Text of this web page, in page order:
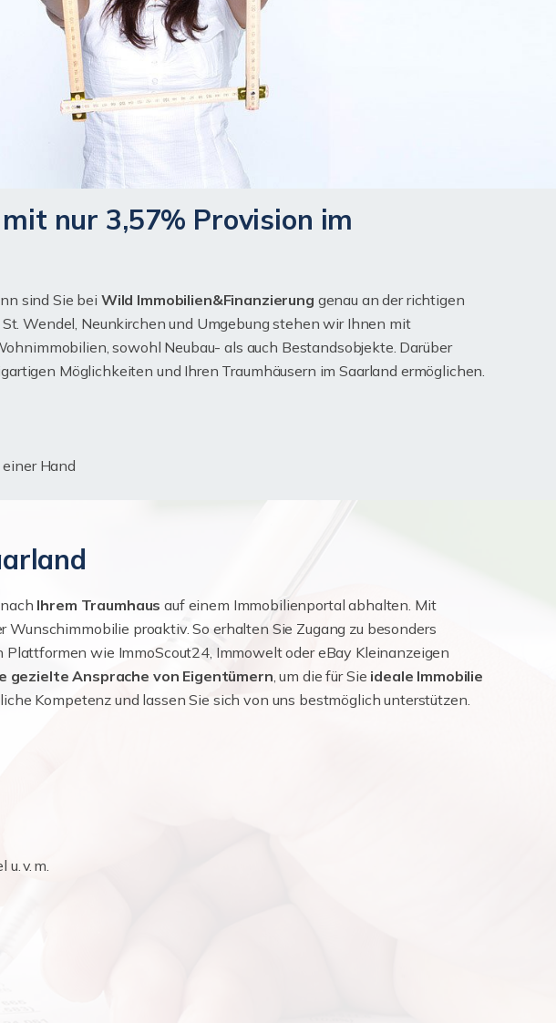
nur 3,57% Provision im
sind Sie bei Wild Immobilien&Finanzierung genau an der richtigen
Wendel, Neunkirchen und Umgebung stehen wir Ihnen mit
sowohl Neubau- als auch Bestandsobjekte. Darüber
Möglichkeiten und Ihren Traumhäusern im Saarland ermöglichen.
Hand
Ihrem Traumhaus auf einem Immobilienportal abhalten. Mit
proaktiv. So erhalten Sie Zugang zu besonders
wie ImmoScout24, Immowelt oder eBay Kleinanzeigen
gezielte Ansprache von Eigentümern, um die für Sie ideale Immobilie
Kompetenz und lassen Sie sich von uns bestmöglich unterstützen.
v. m.